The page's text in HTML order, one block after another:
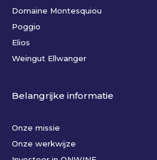
Domaine Montesquiou
Poggio
Elios
Weingut Ellwanger
Belangrijke informatie
Onze missie
Onze werkwijze